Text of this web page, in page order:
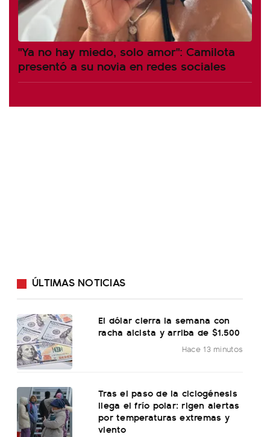
"Ya no hay miedo, solo amor": Camilota
presentó a su novia en redes sociales
ÚLTIMAS NOTICIAS
El dólar cierra la semana con
racha alcista y arriba de $1.500
Hace 13 minutos
Tras el paso de la ciclogénesis
llega el frío polar: rigen alertas
por temperaturas extremas y
viento